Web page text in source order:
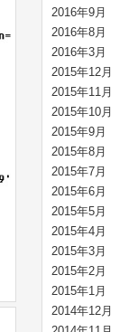
2016年9月
2016年8月
2016年3月
2015年12月
2015年11月
2015年10月
2015年9月
2015年8月
2015年7月
2015年6月
2015年5月
2015年4月
2015年3月
2015年2月
2015年1月
2014年12月